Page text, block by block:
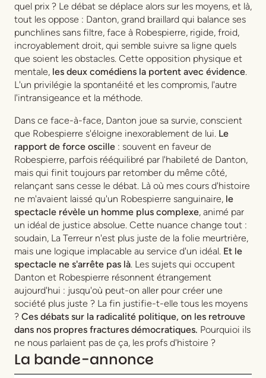
quel prix ? Le débat se déplace alors sur les moyens, et là,
tout les oppose : Danton, grand braillard qui balance ses
punchlines sans filtre, face à Robespierre, rigide, froid,
incroyablement droit, qui semble suivre sa ligne quels
que soient les obstacles. Cette opposition physique et
mentale, les deux comédiens la portent avec évidence.
L'un privilégie la spontanéité et les compromis, l'autre
l'intransigeance et la méthode.
Dans ce face-à-face, Danton joue sa survie, conscient
que Robespierre s'éloigne inexorablement de lui. Le
rapport de force oscille : souvent en faveur de
Robespierre, parfois rééquilibré par l'habileté de Danton,
mais qui finit toujours par retomber du même côté,
relançant sans cesse le débat. Là où mes cours d'histoire
ne m'avaient laissé qu'un Robespierre sanguinaire, le
spectacle révèle un homme plus complexe, animé par
un idéal de justice absolue. Cette nuance change tout :
soudain, La Terreur n'est plus juste de la folie meurtrière,
mais une logique implacable au service d'un idéal. Et le
spectacle ne s'arrête pas là. Les sujets qui occupent
Danton et Robespierre résonnent étrangement
aujourd'hui : jusqu'où peut-on aller pour créer une
société plus juste ? La fin justifie-t-elle tous les moyens
? Ces débats sur la radicalité politique, on les retrouve
dans nos propres fractures démocratiques. Pourquioi ils
ne nous parlaient pas de ça, les profs d'histoire ?
La bande-annonce